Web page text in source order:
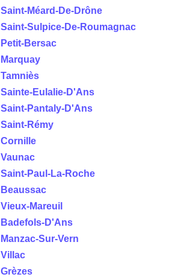
Saint-Méard-De-Drône
Saint-Sulpice-De-Roumagnac
Petit-Bersac
Marquay
Tamniès
Sainte-Eulalie-D'Ans
Saint-Pantaly-D'Ans
Saint-Rémy
Cornille
Vaunac
Saint-Paul-La-Roche
Beaussac
Vieux-Mareuil
Badefols-D'Ans
Manzac-Sur-Vern
Villac
Grèzes